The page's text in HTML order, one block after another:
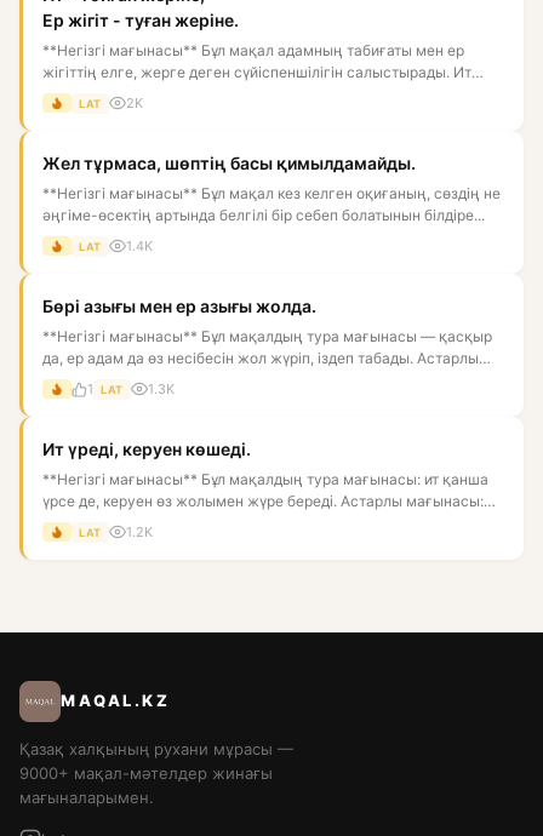
Ер жігіт - туған жеріне.
**Негізгі мағынасы** Бұл мақал адамның табиғаты мен ер
жігіттің елге, жерге деген сүйіспеншілігін салыстырады. Ит
тойған...
LAT 2K
Жел тұрмаса, шөптің басы қимылдамайды.
**Негізгі мағынасы** Бұл мақал кез келген оқиғаның, сөздің не
әңгіме-өсектің артында белгілі бір себеп болатынын білдіре...
LAT 1.4K
Бөрі азығы мен ер азығы жолда.
**Негізгі мағынасы** Бұл мақалдың тура мағынасы — қасқыр
да, ер адам да өз несібесін жол жүріп, іздеп табады. Астарлы
ма...
1 LAT 1.3K
Ит үреді, керуен көшеді.
**Негізгі мағынасы** Бұл мақалдың тура мағынасы: ит қанша
үрсе де, керуен өз жолымен жүре береді. Астарлы мағынасы:
біре...
LAT 1.2K
MAQAL.KZ
Қазақ халқының рухани мұрасы —
9000+ мақал-мәтелдер жинағы
мағыналарымен.